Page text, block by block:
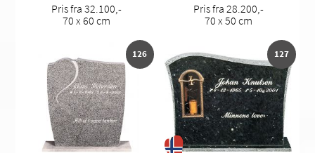
Pris fra 32.100,-
70 x 60 cm
Pris fra 28.200,-
70 x 50 cm
126 127